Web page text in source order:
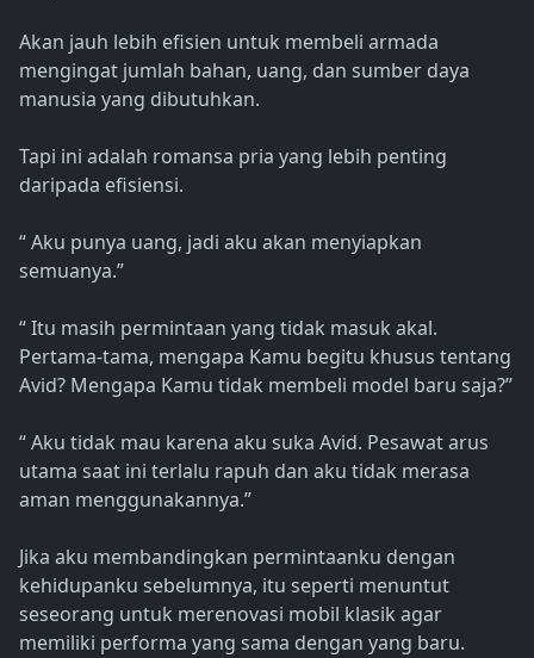
Akan jauh lebih efisien untuk membeli armada
mengingat jumlah bahan, uang, dan sumber daya
manusia yang dibutuhkan.
Tapi ini adalah romansa pria yang lebih penting
daripada efisiensi.
“ Aku punya uang, jadi aku akan menyiapkan
semuanya.”
“ Itu masih permintaan yang tidak masuk akal.
Pertama-tama, mengapa Kamu begitu khusus tentang
Avid? Mengapa Kamu tidak membeli model baru saja?”
“ Aku tidak mau karena aku suka Avid. Pesawat arus
utama saat ini terlalu rapuh dan aku tidak merasa
aman menggunakannya.”
Jika aku membandingkan permintaanku dengan
kehidupanku sebelumnya, itu seperti menuntut
seseorang untuk merenovasi mobil klasik agar
memiliki performa yang sama dengan yang baru.